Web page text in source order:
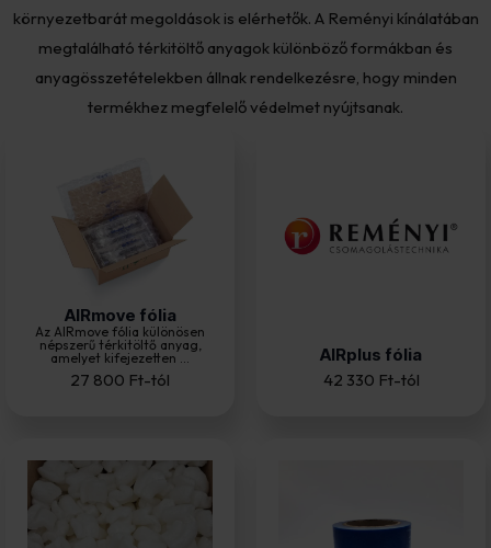
környezetbarát megoldások is elérhetők. A Reményi kínálatában
megtalálható térkitöltő anyagok különböző formákban és
anyagösszetételekben állnak rendelkezésre, hogy minden
termékhez megfelelő védelmet nyújtsanak.
AIRmove fólia
Az AIRmove fólia különösen
népszerű térkitöltő anyag,
amelyet kifejezetten ...
27 800 Ft-tól
AIRplus fólia
42 330 Ft-tól